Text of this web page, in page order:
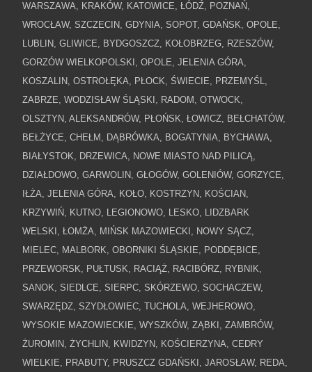
WARSZAWA, KRAKÓW, KATOWICE, ŁÓDŹ, POZNAŃ,
WROCŁAW, SZCZECIN, GDYNIA, SOPOT, GDAŃSK, OPOLE,
LUBLIN, GLIWICE, BYDGOSZCZ, KOŁOBRZEG, RZESZÓW,
GORZÓW WIELKOPOLSKI, OPOLE, JELENIA GÓRA,
KOSZALIN, OSTROŁĘKA, PŁOCK, ŚWIECIE, PRZEMYŚL,
ZABRZE, WODZISŁAW ŚLĄSKI, RADOM, OTWOCK,
OLSZTYN, ALEKSANDRÓW, PŁOŃSK, ŁOWICZ, BEŁCHATÓW,
BEŁŻYCE, CHEŁM, DĄBRÓWKA, BOGATYNIA, BYCHAWA,
BIAŁYSTOK, DRZEWICA, NOWE MIASTO NAD PILICĄ,
DZIAŁDOWO, GARWOLIN, GŁOGÓW, GOLENIÓW, GORZYCE,
IŁŻA, JELENIA GÓRA, KOŁO, KOSTRZYN, KOŚCIAN,
KRZYWIŃ, KUTNO, LEGIONOWO, LESKO, LIDZBARK
WELSKI, ŁOMŻA, MIŃSK MAZOWIECKI, NOWY SĄCZ,
MIELEC, MALBORK, OBORNIKI ŚLĄSKIE, PODDĘBICE,
PRZEWORSK, PUŁTUSK, RACIĄŻ, RACIBÓRZ, RYBNIK,
SANOK, SIEDLCE, SIERPC, SKÓRZEWO, SOCHACZEW,
SWARZĘDZ, SZYDŁOWIEC, TUCHOLA, WEJHEROWO,
WYSOKIE MAZOWIECKIE, WYSZKÓW, ZĄBKI, ZAMBRÓW,
ŻUROMIN, ŻYCHLIN, KWIDZYN, KOŚCIERZYNA, CEDRY
WIELKIE, PRABUTY, PRUSZCZ GDAŃSKI, JAROSŁAW, REDA,